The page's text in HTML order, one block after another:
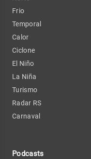
Frio
Temporal
Calor
Ciclone
El Niño
La Niña
Turismo
Radar RS
Carnaval
Podcasts